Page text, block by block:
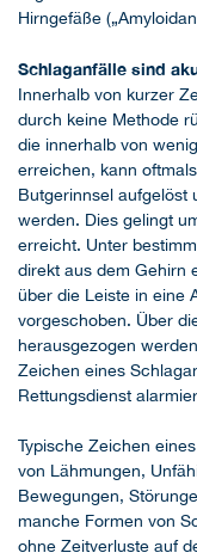
Hirngefäße
Schlaganfälle sind
Innerhalb von kurzer
durch keine Methode
die innerhalb von
erreichen, kann
Butgerinnsel aufgelöst
werden. Dies gelingt
erreicht. Unter
direkt aus dem Gehirn
über die Leiste in eine
vorgeschoben. Über
herausgezogen
Zeichen eines
Rettungsdienst
Typische Zeichen
von Lähmungen,
Bewegungen,
manche Formen von
ohne Zeitverluste auf